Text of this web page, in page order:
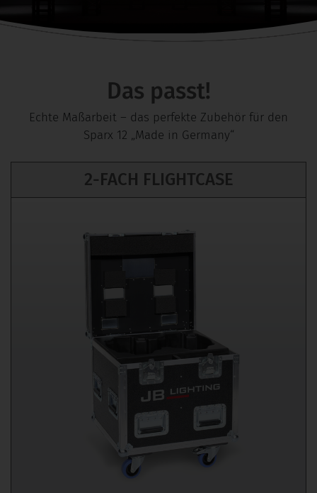
Das passt!
Echte Maßarbeit – das perfekte Zubehör für den
Sparx 12 „Made in Germany“
2-FACH FLIGHTCASE